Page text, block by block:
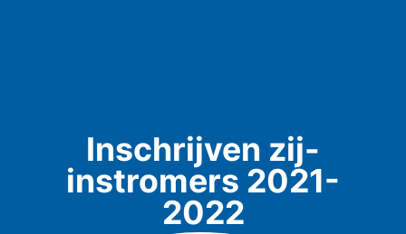
Inschrijven zij-
instromers 2021-
2022